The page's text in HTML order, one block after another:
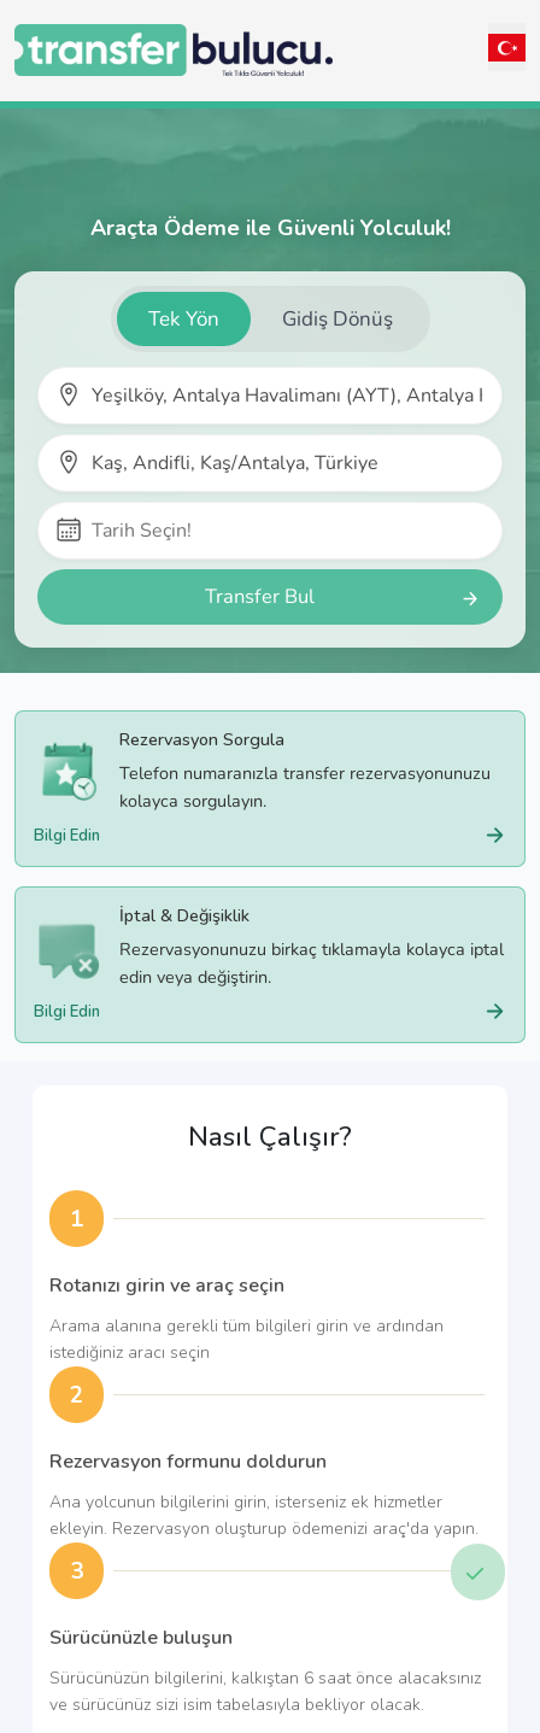
Araçta Ödeme ile Güvenli Yolculuk!
Tek Yön Gidiş Dönüş
Transfer Bul
Rezervasyon Sorgula
Telefon numaranızla transfer rezervasyonunuzu
kolayca sorgulayın.
Bilgi Edin
İptal & Değişiklik
Rezervasyonunuzu birkaç tıklamayla kolayca iptal
edin veya değiştirin.
Bilgi Edin
Nasıl Çalışır?
1
Rotanızı girin ve araç seçin
Arama alanına gerekli tüm bilgileri girin ve ardından
istediğiniz aracı seçin
2
Rezervasyon formunu doldurun
Ana yolcunun bilgilerini girin, isterseniz ek hizmetler
ekleyin. Rezervasyon oluşturup ödemenizi araç'da yapın.
3
Sürücünüzle buluşun
Sürücünüzün bilgilerini, kalkıştan 6 saat önce alacaksınız
ve sürücünüz sizi isim tabelasıyla bekliyor olacak.